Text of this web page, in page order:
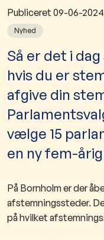
Publiceret 09-06-2024
Nyhed
​​Så er det i
hvis du er
afgive din
vælge 15
en ny fem-
På Bornholm er der
afstemningssteder.
på hvilket